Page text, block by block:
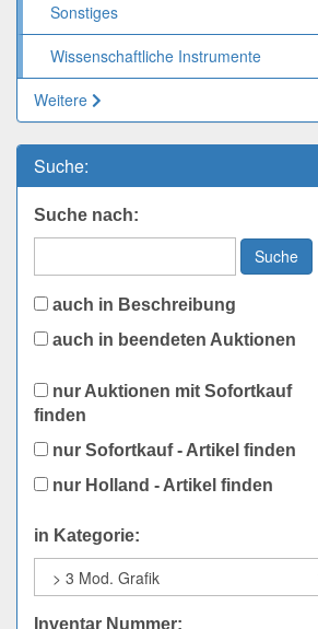
Sonstiges
Wissenschaftliche Instrumente
Weitere
Suche:
Suche nach:
Suche
auch in Beschreibung
auch in beendeten Auktionen
nur Auktionen mit Sofortkauf
finden
nur Sofortkauf - Artikel finden
nur Holland - Artikel finden
in Kategorie:
Inventar Nummer: